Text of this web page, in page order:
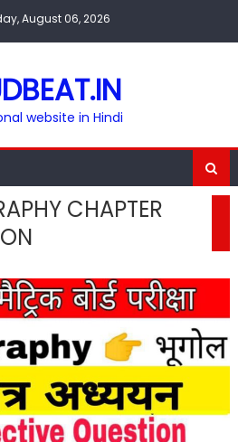
August 06, 2026
website in Hindi
CHAPTER